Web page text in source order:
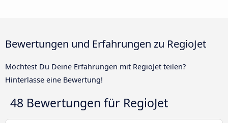
Bewertungen und Erfahrungen zu RegioJet
Möchtest Du Deine Erfahrungen mit RegioJet teilen?
Hinterlasse eine Bewertung!
48 Bewertungen für RegioJet